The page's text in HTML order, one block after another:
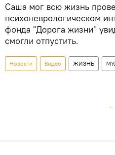
Саша мог всю жизнь
психоневрологическом
фонда "Дорога жизни"
смогли отпустить.
Новости Видео ЖИЗНЬ